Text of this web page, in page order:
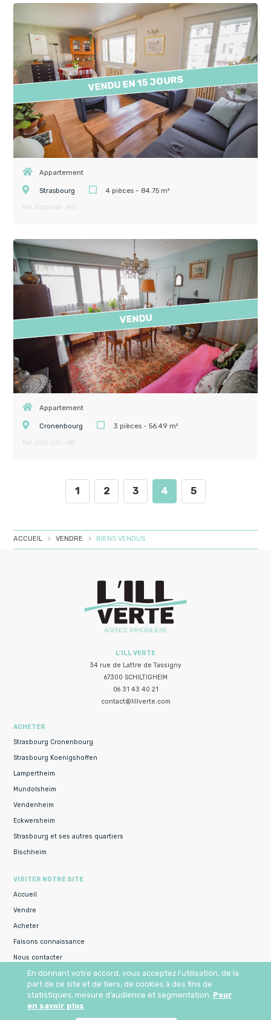
Appartement
Strasbourg 4 pièces - 84.75 m²
Réf. 2022-043 - #92
VENDU EN 15 JOURS
Appartement
Cronenbourg 3 pièces - 56.49 m²
Réf. 2021-030 - #81
VENDU
1 2 3 4 5
ACCUEIL VENDRE BIENS VENDUS
L’ILL VERTE
34 rue de Lattre de Tassigny
67300 SCHILTIGHEIM
06 31 43 40 21
contact@lillverte.com
ACHETER
Strasbourg Cronenbourg
Strasbourg Koenigshoffen
Lampertheim
Mundolsheim
Vendenheim
Eckwersheim
Strasbourg et ses autres quartiers
Bischheim
VISITER NOTRE SITE
Accueil
Vendre
Acheter
Faisons connaissance
Nous contacter
Honoraires & Mentions légales
VOTRE ESPACE
En donnant votre accord, vous acceptez l’utilisation, de la
part de ce site et de tiers, de cookies à des fins de
statistiques, mesure d’audience et segmentation. Pour
en savoir plus